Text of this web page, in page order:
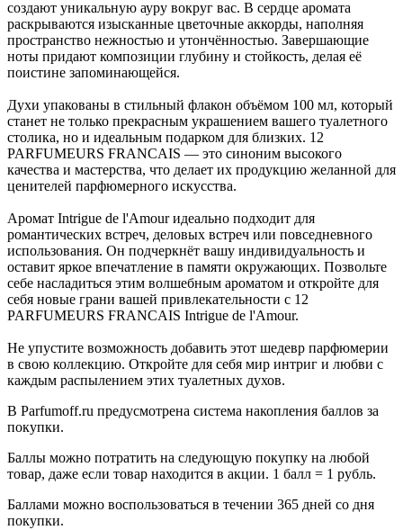
создают уникальную ауру вокруг вас. В сердце аромата
раскрываются изысканные цветочные аккорды, наполняя
пространство нежностью и утончённостью. Завершающие
ноты придают композиции глубину и стойкость, делая её
поистине запоминающейся.
Духи упакованы в стильный флакон объёмом 100 мл, который
станет не только прекрасным украшением вашего туалетного
столика, но и идеальным подарком для близких. 12
PARFUMEURS FRANCAIS — это синоним высокого
качества и мастерства, что делает их продукцию желанной для
ценителей парфюмерного искусства.
Аромат Intrigue de l'Amour идеально подходит для
романтических встреч, деловых встреч или повседневного
использования. Он подчеркнёт вашу индивидуальность и
оставит яркое впечатление в памяти окружающих. Позвольте
себе насладиться этим волшебным ароматом и откройте для
себя новые грани вашей привлекательности с 12
PARFUMEURS FRANCAIS Intrigue de l'Amour.
Не упустите возможность добавить этот шедевр парфюмерии
в свою коллекцию. Откройте для себя мир интриг и любви с
каждым распылением этих туалетных духов.
В Parfumoff.ru предусмотрена система накопления баллов за
покупки.
Баллы можно потратить на следующую покупку на любой
товар, даже если товар находится в акции. 1 балл = 1 рубль.
Баллами можно воспользоваться в течении 365 дней со дня
покупки.